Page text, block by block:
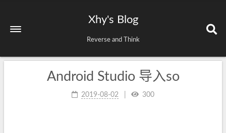
Xhy's Blog
Reverse and Think
Android Studio 导入so
2019-08-02 300